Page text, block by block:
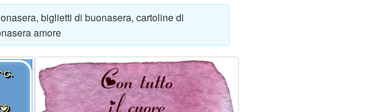
biglietti di buonasera, cartoline di
amore